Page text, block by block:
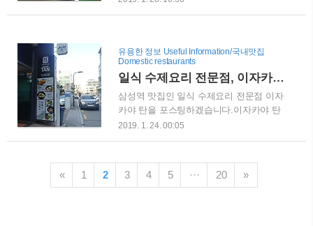
홈텍스라는 곳에 접속할 수 있습니다. 신
청/제출이라는 버튼을 눌러서 들어갈 수도
곳으로 들어가면, 사업자 등록신청과 정정
을 비롯하여 여러가지 민원업무를 처리할
수 ..
다닌 끝에 찾은 곳입니다. 등잔밑이 어둡
다고, 집에서 가까운데에 이런 곳을 발견
하여 희열을 느낀 기억이 납니다.이 곳은
배달도 되어서 집에서도 자주 시켜먹은 기
억도 나네요. 이 곳은 용인 구성 먹자골목
에 있는데, 사실 먹자골목이라고 해봐야
니, 혹시나 용인 구성에 오시면 한번 들러
보시길 추천합니다.곱덕후의 경우에도 곱
유용한 정보 Useful Information/국내맛집
Domestic restaurants
일식 수제요리 전문점, 이자카야 탄(IZAKAYA TAN) - 삼성역, 삼성중앙역 맛집
삼성역 맛집인 일식 수제요리 전문점 이자
카야 탄을 포스팅하겠습니다.이자카야 탄
은 일식 수제요리 전문점으로 많은 분들에
알고 있습니다. 삼성중앙역 부근에 회사가
있음에도 불구하고, 일식을 먹고 싶은 관
2019. 1. 24. 00:05
« 1 2 3 4 5 ··· 20 »